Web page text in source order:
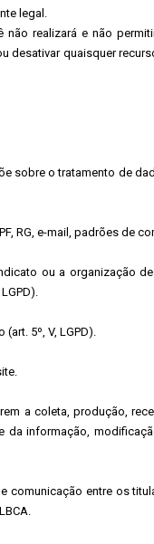
legal.
realizará e não
desativar quaisquer
sobre o tratamento de
RG, e-mail, padrões de
ou a organização
5º, V, LGPD).
a coleta, produção,
da informação,
comunicação entre os